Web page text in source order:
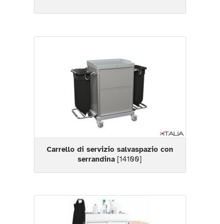
Carrello di servizio salvaspazio con
serrandina [14100]